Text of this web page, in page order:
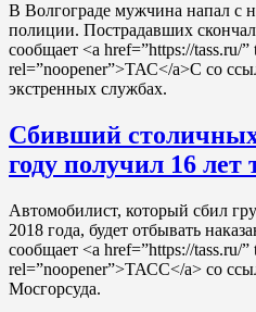
В Волгограде мужчина напал с
полиции. Пострадавших
сообщает <a href=”https://tass.ru/”
rel=”noopener”>ТАС</a>С со
экстренных службах.
Сбивший
году получил 16
Автомобилист, который сбил
2018 года, будет отбывать
сообщает <a href=”https://tass.ru/”
rel=”noopener”>ТАСС</a> со
Мосгорсуда.